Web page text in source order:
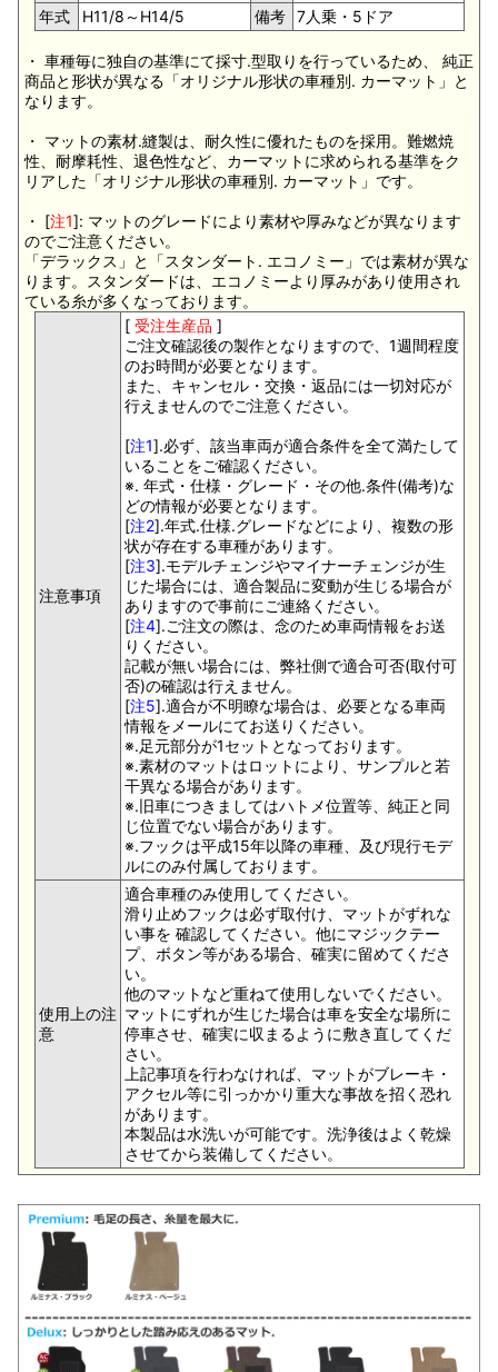
年式 H11/8～H14/5 備考 7人乗・5ドア
・ 車種毎に独自の基準にて採寸.型取りを行っているため、 純正
商品と形状が異なる「オリジナル形状の車種別. カーマット」と
なります。
・ マットの素材.縫製は、耐久性に優れたものを採用。難燃焼
性、耐摩耗性、退色性など、カーマットに求められる基準をク
リアした「オリジナル形状の車種別. カーマット」です。
・ [注1]: マットのグレードにより素材や厚みなどが異なります
のでご注意ください。
「デラックス」と「スタンダート. エコノミー」では素材が異な
ります。スタンダードは、エコノミーより厚みがあり使用され
ている糸が多くなっております。
注意事項
[ 受注生産品 ]
ご注文確認後の製作となりますので、1週間程度
のお時間が必要となります。
また、キャンセル・交換・返品には一切対応が
行えませんのでご注意ください。
[注1].必ず、該当車両が適合条件を全て満たして
いることをご確認ください。
※. 年式・仕様・グレード・その他.条件(備考)な
どの情報が必要となります。
[注2].年式.仕様.グレードなどにより、複数の形
状が存在する車種があります。
[注3].モデルチェンジやマイナーチェンジが生
じた場合には、適合製品に変動が生じる場合が
ありますので事前にご連絡ください。
[注4].ご注文の際は、念のため車両情報をお送
りください。
記載が無い場合には、弊社側で適合可否(取付可
否)の確認は行えません。
[注5].適合が不明瞭な場合は、必要となる車両
情報をメールにてお送りください。
※.足元部分が1セットとなっております。
※.素材のマットはロットにより、サンプルと若
干異なる場合があります。
※.旧車につきましてはハトメ位置等、純正と同
じ位置でない場合があります。
※.フックは平成15年以降の車種、及び現行モデ
ルにのみ付属しております。
使用上の注
意
適合車種のみ使用してください。
滑り止めフックは必ず取付け、マットがずれな
い事を 確認してください。他にマジックテー
プ、ボタン等がある場合、確実に留めてくださ
い。
他のマットなど重ねて使用しないでください。
マットにずれが生じた場合は車を安全な場所に
停車させ、確実に収まるように敷き直してくだ
さい。
上記事項を行わなければ、マットがブレーキ・
アクセル等に引っかかり重大な事故を招く恐れ
があります。
本製品は水洗いが可能です。洗浄後はよく乾燥
させてから装備してください。